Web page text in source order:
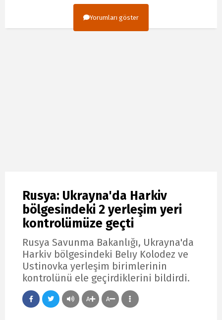
Yorumları göster
Rusya: Ukrayna'da Harkiv
bölgesindeki 2 yerleşim yeri
kontrolümüze geçti
Rusya Savunma Bakanlığı, Ukrayna'da
Harkiv bölgesindeki Belıy Kolodez ve
Ustinovka yerleşim birimlerinin
kontrolünü ele geçirdiklerini bildirdi.
A A